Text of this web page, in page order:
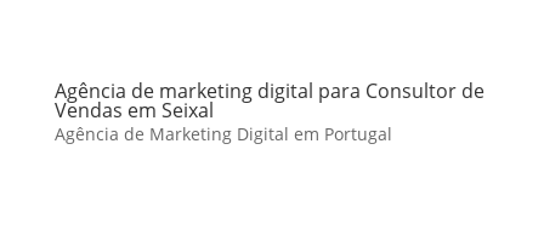
Agência de marketing digital para Consultor de
Vendas em Seixal
Agência de Marketing Digital em Portugal